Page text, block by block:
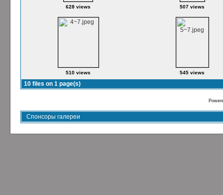
628 views 507 views
510 views 545 views
10 files on 1 page(s)
Спонсоры галереи